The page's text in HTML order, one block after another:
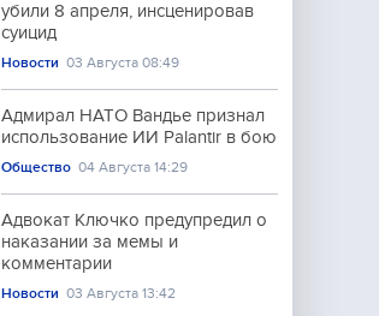
убили 8 апреля, инсценировав
суицид
Новости 03 Августа 08:49
Адмирал НАТО Вандье признал
использование ИИ Palantir в бою
Общество 04 Августа 14:29
Адвокат Ключко предупредил о
наказании за мемы и
комментарии
Новости 03 Августа 13:42